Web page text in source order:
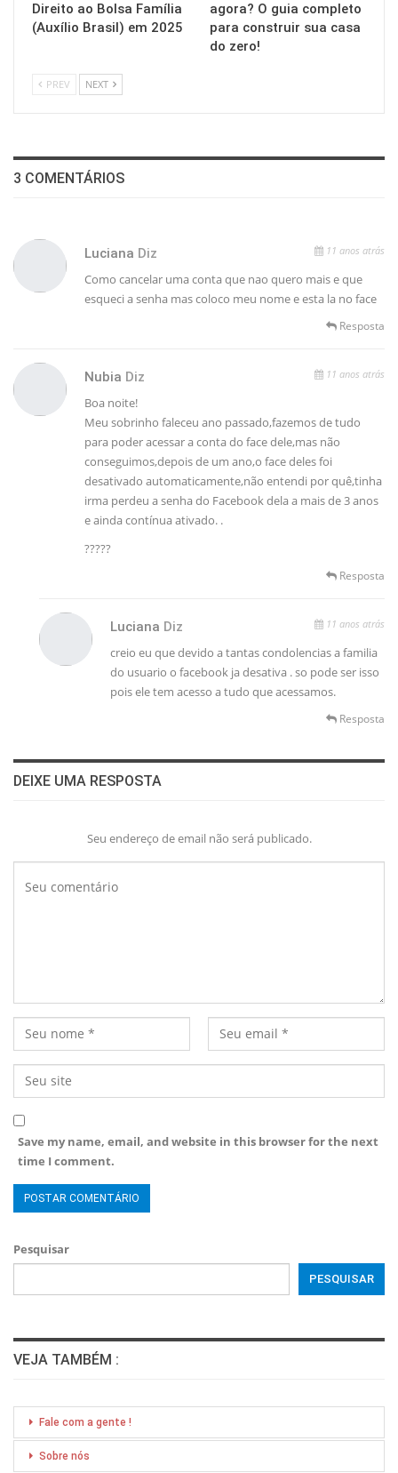
Direito ao Bolsa Família
(Auxílio Brasil) em 2025
agora? O guia completo
para construir sua casa
do zero!
PREV NEXT
3 COMENTÁRIOS
Luciana Diz 11 anos atrás
Como cancelar uma conta que nao quero mais e que
esqueci a senha mas coloco meu nome e esta la no face
Resposta
Nubia Diz 11 anos atrás
Boa noite!
Meu sobrinho faleceu ano passado,fazemos de tudo
para poder acessar a conta do face dele,mas não
conseguimos,depois de um ano,o face deles foi
desativado automaticamente,não entendi por quê,tinha
irma perdeu a senha do Facebook dela a mais de 3 anos
e ainda contínua ativado. .
?????
Resposta
Luciana Diz 11 anos atrás
creio eu que devido a tantas condolencias a familia
do usuario o facebook ja desativa . so pode ser isso
pois ele tem acesso a tudo que acessamos.
Resposta
DEIXE UMA RESPOSTA
Seu endereço de email não será publicado.
Save my name, email, and website in this browser for the next
time I comment.
Pesquisar
PESQUISAR
VEJA TAMBÉM :
Fale com a gente !
Sobre nós